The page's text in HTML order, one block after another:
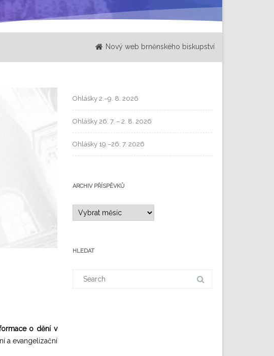
Nový web brněnského biskupství
o dění v
a evangelizační
Ohlášky 2.–9. 8. 2026
Ohlášky 26. 7. – 2. 8. 2026
Ohlášky 19.–26. 7. 2026
ARCHIV PŘÍSPĚVKŮ
HLEDAT